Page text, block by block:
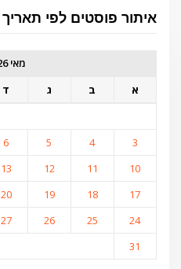
איתור פוסטים לפי תאריך
מאי 2026
א
ב ג ד
3
4
5
6
10
11
12
13
17
18
19
20
24
25
26
27
31